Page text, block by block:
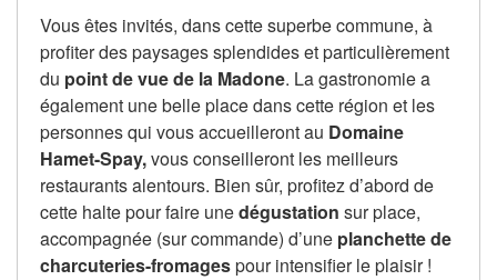
Vous êtes invités, dans cette superbe commune, à
profiter des paysages splendides et particulièrement
du point de vue de la Madone. La gastronomie a
également une belle place dans cette région et les
personnes qui vous accueilleront au Domaine
Hamet-Spay,vous conseilleront les meilleurs
restaurants alentours. Bien sûr, profitez d’abord de
cette halte pour faire unedégustation sur place,
accompagnée (sur commande) d’une planchette de
charcuteries-fromagespour intensifier le plaisir !